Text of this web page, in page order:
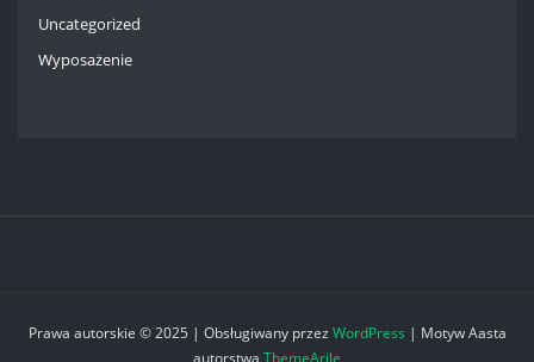
Uncategorized
Wyposażenie
Prawa autorskie © 2025 | Obsługiwany przez WordPress | Motyw Aasta